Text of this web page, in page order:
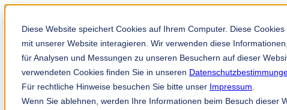
Diese Website speichert Cookies auf Ihrem Computer. Diese
mit unserer Website interagieren. Wir verwenden diese
für Analysen und Messungen zu unseren Besuchern auf dieser
verwendeten Cookies finden Sie in unseren
Für rechtliche Hinweise besuchen Sie bitte unser Impressum
Wenn Sie ablehnen, werden Ihre Informationen beim Besuch dieser
Solution Finder
TKM App